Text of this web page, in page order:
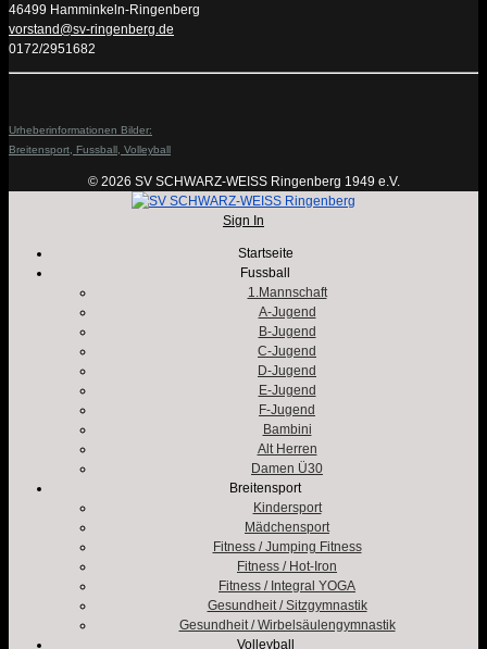
46499 Hamminkeln-Ringenberg
vorstand@sv-ringenberg.de
0172/2951682
Urheberinformationen Bilder:
Breitensport, Fussball, Volleyball
© 2026 SV SCHWARZ-WEISS Ringenberg 1949 e.V.
Sign In
Startseite
Fussball
1.Mannschaft
A-Jugend
B-Jugend
C-Jugend
D-Jugend
E-Jugend
F-Jugend
Bambini
Alt Herren
Damen Ü30
Breitensport
Kindersport
Mädchensport
Fitness / Jumping Fitness
Fitness / Hot-Iron
Fitness / Integral YOGA
Gesundheit / Sitzgymnastik
Gesundheit / Wirbelsäulengymnastik
Volleyball